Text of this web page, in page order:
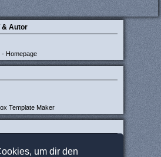
um dir den
& Autor
- Homepage
Template Maker
(lettisch)